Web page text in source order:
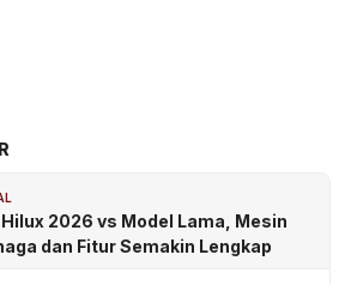
2026 vs Model Lama, Mesin
dan Fitur Semakin Lengkap